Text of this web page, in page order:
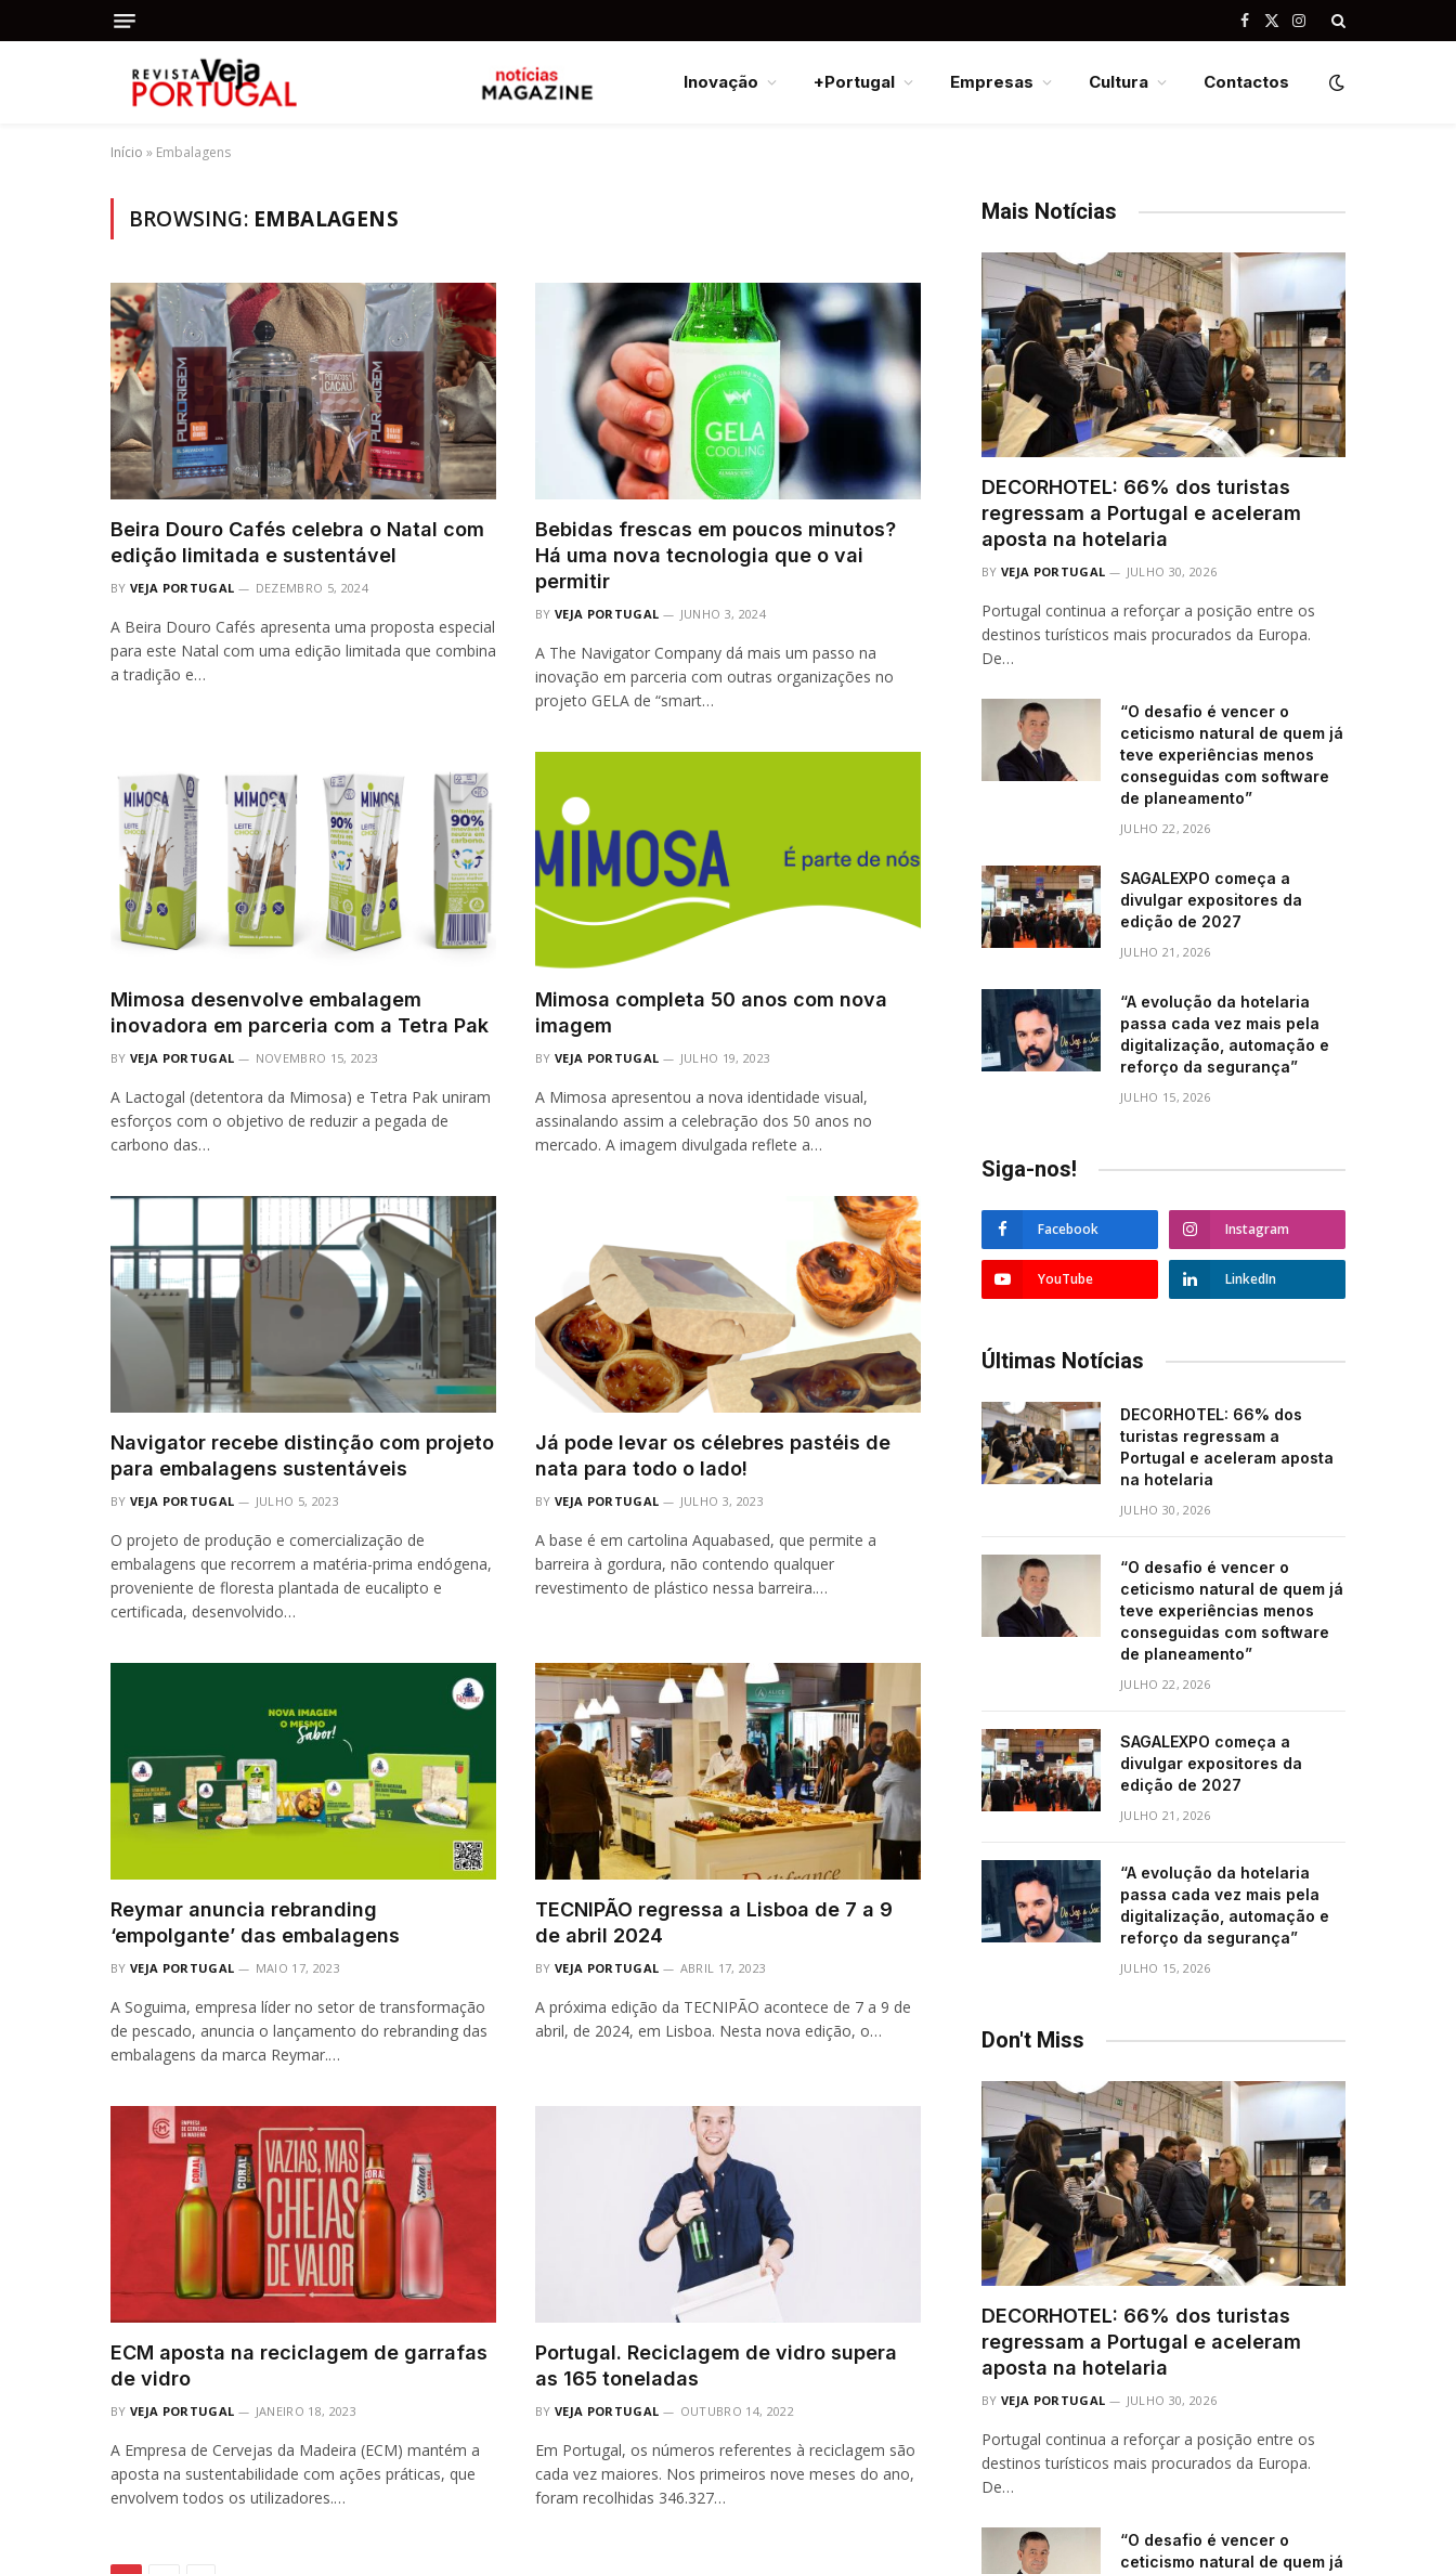
Facebook
X
Instagram
Inovação +Portugal Empresas Cultura Contactos
Início » Embalagens
BROWSING: EMBALAGENS
Beira Douro Cafés celebra o Natal com
edição limitada e sustentável
BY VEJA PORTUGAL DEZEMBRO 5, 2024
A Beira Douro Cafés apresenta uma proposta especial
para este Natal com uma edição limitada que combina
a tradição e…
Bebidas frescas em poucos minutos?
Há uma nova tecnologia que o vai
permitir
BY VEJA PORTUGAL JUNHO 3, 2024
A The Navigator Company dá mais um passo na
inovação em parceria com outras organizações no
projeto GELA de “smart…
Mimosa desenvolve embalagem
inovadora em parceria com a Tetra Pak
BY VEJA PORTUGAL NOVEMBRO 15, 2023
A Lactogal (detentora da Mimosa) e Tetra Pak uniram
esforços com o objetivo de reduzir a pegada de
carbono das…
Mimosa completa 50 anos com nova
imagem
BY VEJA PORTUGAL JULHO 19, 2023
A Mimosa apresentou a nova identidade visual,
assinalando assim a celebração dos 50 anos no
mercado. A imagem divulgada reflete a…
Navigator recebe distinção com projeto
para embalagens sustentáveis
BY VEJA PORTUGAL JULHO 5, 2023
O projeto de produção e comercialização de
embalagens que recorrem a matéria-prima endógena,
proveniente de floresta plantada de eucalipto e
certificada, desenvolvido…
Já pode levar os célebres pastéis de
nata para todo o lado!
BY VEJA PORTUGAL JULHO 3, 2023
A base é em cartolina Aquabased, que permite a
barreira à gordura, não contendo qualquer
revestimento de plástico nessa barreira.…
Reymar anuncia rebranding
‘empolgante’ das embalagens
BY VEJA PORTUGAL MAIO 17, 2023
A Soguima, empresa líder no setor de transformação
de pescado, anuncia o lançamento do rebranding das
embalagens da marca Reymar.…
TECNIPÃO regressa a Lisboa de 7 a 9
de abril 2024
BY VEJA PORTUGAL ABRIL 17, 2023
A próxima edição da TECNIPÃO acontece de 7 a 9 de
abril, de 2024, em Lisboa. Nesta nova edição, o…
ECM aposta na reciclagem de garrafas
de vidro
BY VEJA PORTUGAL JANEIRO 18, 2023
A Empresa de Cervejas da Madeira (ECM) mantém a
aposta na sustentabilidade com ações práticas, que
envolvem todos os utilizadores.…
Portugal. Reciclagem de vidro supera
as 165 toneladas
BY VEJA PORTUGAL OUTUBRO 14, 2022
Em Portugal, os números referentes à reciclagem são
cada vez maiores. Nos primeiros nove meses do ano,
foram recolhidas 346.327…
Mais Notícias
DECORHOTEL: 66% dos turistas
regressam a Portugal e aceleram
aposta na hotelaria
BY VEJA PORTUGAL JULHO 30, 2026
Portugal continua a reforçar a posição entre os
destinos turísticos mais procurados da Europa.
De…
“O desafio é vencer o
ceticismo natural de quem já
teve experiências menos
conseguidas com software
de planeamento”
JULHO 22, 2026
SAGALEXPO começa a
divulgar expositores da
edição de 2027
JULHO 21, 2026
“A evolução da hotelaria
passa cada vez mais pela
digitalização, automação e
reforço da segurança”
JULHO 15, 2026
Siga-nos!
Facebook Instagram
YouTube LinkedIn
Últimas Notícias
DECORHOTEL: 66% dos
turistas regressam a
Portugal e aceleram aposta
na hotelaria
JULHO 30, 2026
“O desafio é vencer o
ceticismo natural de quem já
teve experiências menos
conseguidas com software
de planeamento”
JULHO 22, 2026
SAGALEXPO começa a
divulgar expositores da
edição de 2027
JULHO 21, 2026
“A evolução da hotelaria
passa cada vez mais pela
digitalização, automação e
reforço da segurança”
JULHO 15, 2026
Don't Miss
DECORHOTEL: 66% dos turistas
regressam a Portugal e aceleram
aposta na hotelaria
BY VEJA PORTUGAL JULHO 30, 2026
Portugal continua a reforçar a posição entre os
destinos turísticos mais procurados da Europa.
De…
“O desafio é vencer o
ceticismo natural de quem já